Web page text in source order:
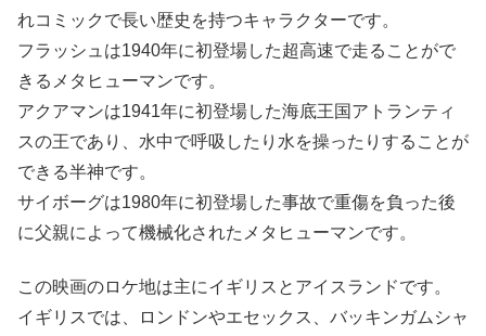
れコミックで長い歴史を持つキャラクターです。
フラッシュは1940年に初登場した超高速で走ることがで
きるメタヒューマンです。
アクアマンは1941年に初登場した海底王国アトランティ
スの王であり、水中で呼吸したり水を操ったりすることが
できる半神です。
サイボーグは1980年に初登場した事故で重傷を負った後
に父親によって機械化されたメタヒューマンです。
この映画のロケ地は主にイギリスとアイスランドです。
イギリスでは、ロンドンやエセックス、バッキンガムシャ